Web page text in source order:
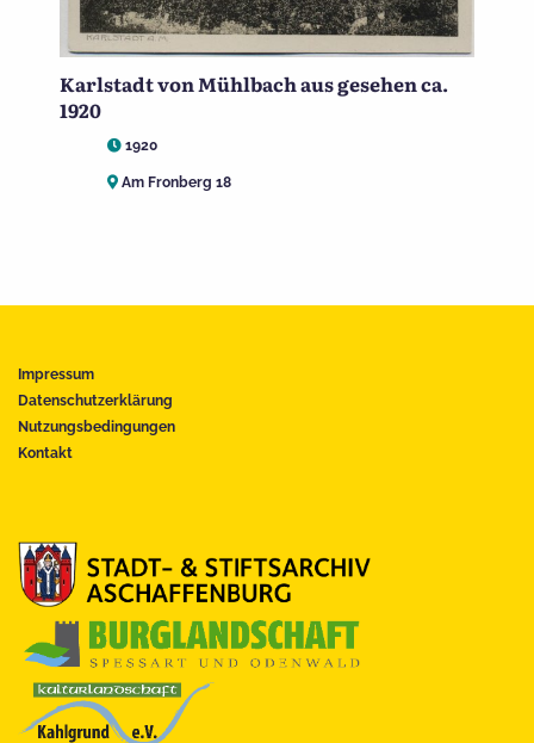
Karlstadt von Mühlbach aus gesehen ca.
1920
1920
Am Fronberg 18
Impressum
Datenschutzerklärung
Nutzungsbedingungen
Kontakt